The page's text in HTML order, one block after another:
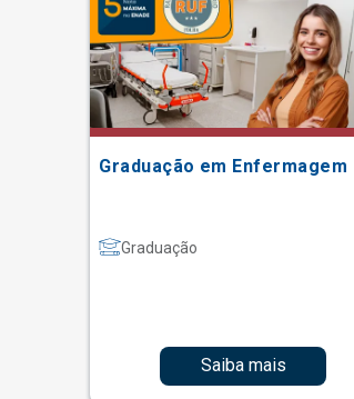
Graduação em Enfermagem
Graduação
Saiba mais